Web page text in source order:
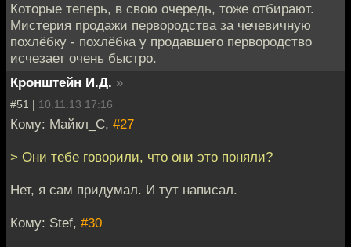
Которые теперь, в свою очередь, тоже отбирают.
Мистерия продажи первородства за чечевичную
похлёбку - похлёбка у продавшего первородство
исчезает очень быстро.
Кронштейн И.Д. »
#51 | 10.11.13 17:16
Кому: Майкл_С, #27
> Они тебе говорили, что они это поняли?
Нет, я сам придумал. И тут написал.
Кому: Stef, #30